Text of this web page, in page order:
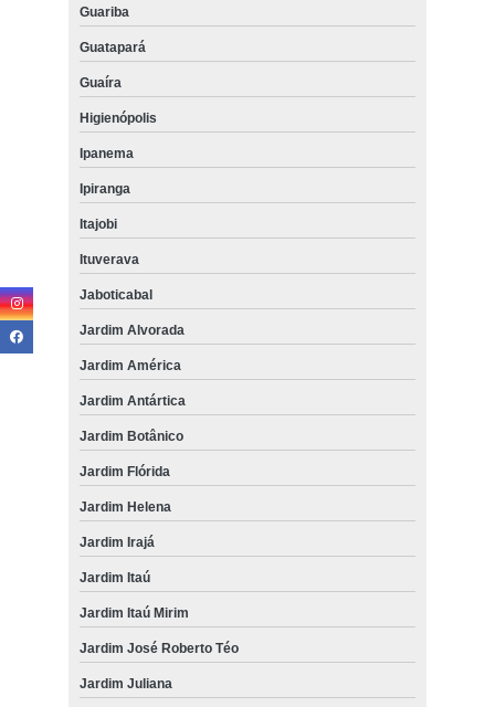
Guariba
Guatapará
Guaíra
Higienópolis
Ipanema
Ipiranga
Itajobi
Ituverava
Jaboticabal
Jardim Alvorada
Jardim América
Jardim Antártica
Jardim Botânico
Jardim Flórida
Jardim Helena
Jardim Irajá
Jardim Itaú
Jardim Itaú Mirim
Jardim José Roberto Téo
Jardim Juliana